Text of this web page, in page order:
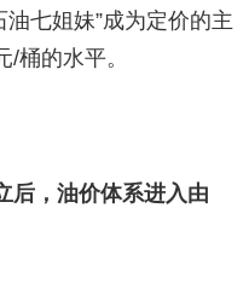
七姐妹”成为定价的主
桶的水平。
后，油价体系进入由